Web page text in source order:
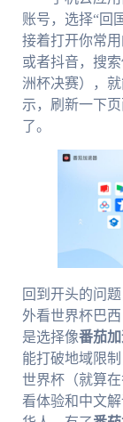
账号，选择“回
接着打开你常
或者抖音，搜
洲杯决赛），
示，刷新一下
了。
回到开头的问
外看世界杯巴
是选择像番茄
能打破地域限
世界杯（就算
看体验和中文